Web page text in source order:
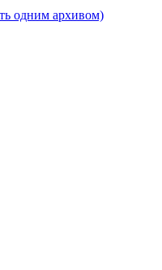
одним архивом)